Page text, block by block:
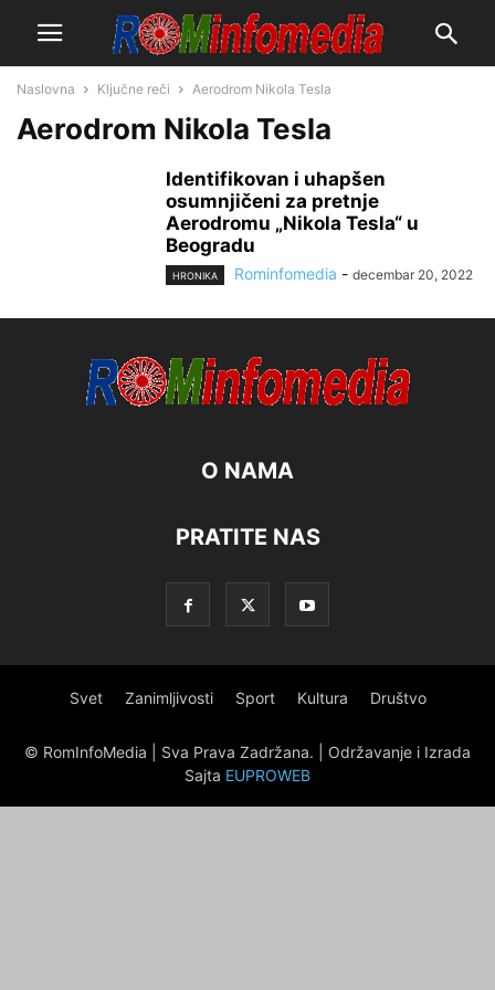
Naslovna Ključne reči Aerodrom Nikola Tesla
Aerodrom Nikola Tesla
Identifikovan i uhapšen
osumnjičeni za pretnje
Aerodromu „Nikola Tesla“ u
Beogradu
HRONIKA Rominfomedia - decembar 20, 2022
O NAMA
PRATITE NAS
Svet Zanimljivosti Sport Kultura Društvo
© RomInfoMedia | Sva Prava Zadržana. | Održavanje i Izrada
Sajta EUPROWEB